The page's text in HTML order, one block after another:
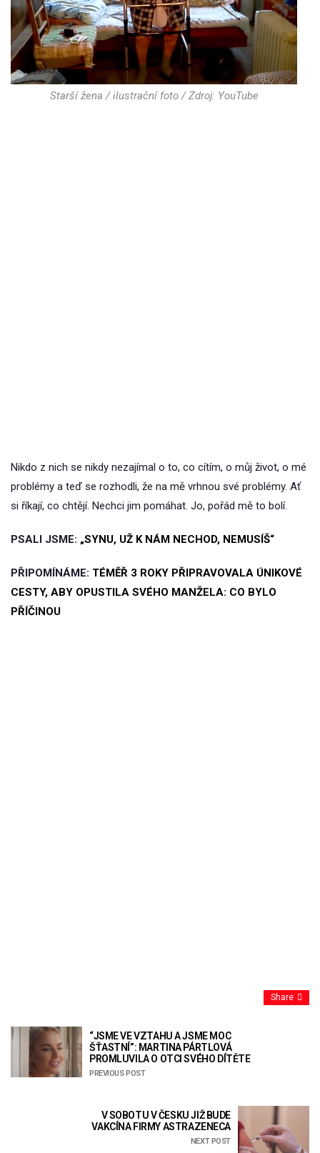
Starší žena / ilustrační foto / Zdroj: YouTube
Nikdo z nich se nikdy nezajímal o to, co cítím, o můj život, o mé
problémy a teď se rozhodli, že na mě vrhnou své problémy. Ať
si říkají, co chtějí. Nechci jim pomáhat. Jo, pořád mě to bolí.
PSALI JSME: „SYNU, UŽ K NÁM NECHOD, NEMUSÍŠ“
PŘIPOMÍNÁME: TÉMĚŘ 3 ROKY PŘIPRAVOVALA ÚNIKOVÉ
CESTY, ABY OPUSTILA SVÉHO MANŽELA: CO BYLO
PŘÍČINOU
Share
“JSME VE VZTAHU A JSME MOC
ŠŤASTNÍ”: MARTINA PÁRTLOVÁ
PROMLUVILA O OTCI SVÉHO DÍTĚTE
PREVIOUS POST
V SOBOTU V ČESKU JIŽ BUDE
VAKCÍNA FIRMY ASTRAZENECA
NEXT POST